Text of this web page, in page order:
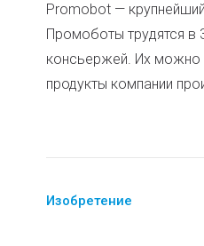
Promobot —
Промоботы трудятся в
консьержей. Их можно
продукты компании
Изобретение